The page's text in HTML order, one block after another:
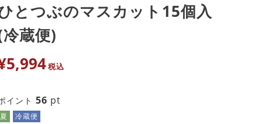
とつぶのマスカット15個入
蔵便)
5,994税込
イント 56 pt
夏 冷蔵便